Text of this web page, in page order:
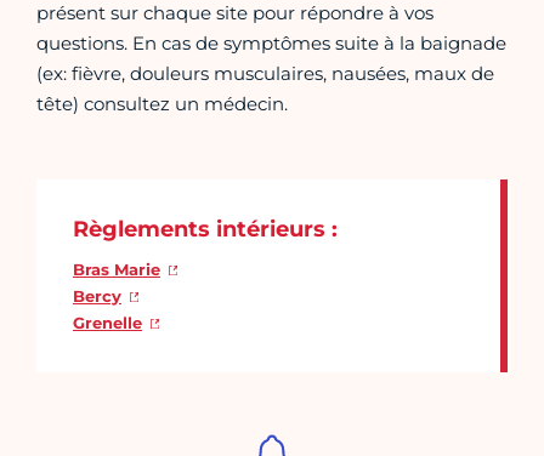
présent sur chaque site pour répondre à vos
questions. En cas de symptômes suite à la baignade
(ex: fièvre, douleurs musculaires, nausées, maux de
tête) consultez un médecin.
Règlements intérieurs :
Bras Marie
Bercy
Grenelle